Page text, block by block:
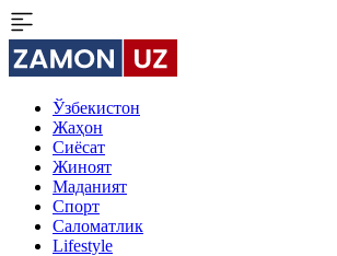
Ўзбекистон
Жаҳон
Сиёсат
Жиноят
Маданият
Спорт
Cаломатлик
Lifestyle